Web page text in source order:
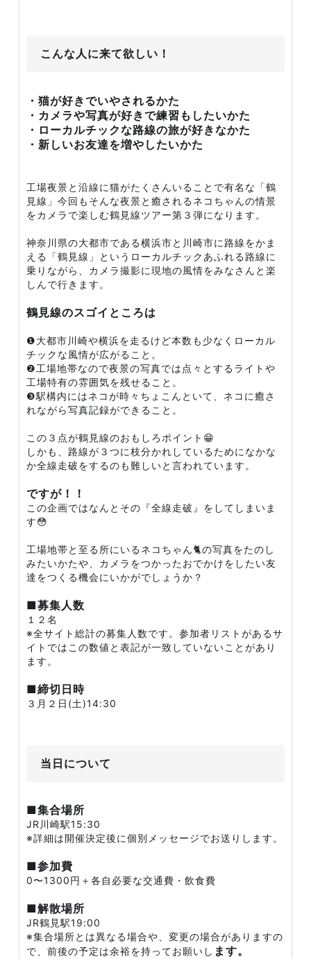
こんな人に来て欲しい！
・猫が好きでいやされるかた
・カメラや写真が好きで練習もしたいかた
・ローカルチックな路線の旅が好きなかた
・新しいお友達を増やしたいかた
工場夜景と沿線に猫がたくさんいることで有名な「鶴
見線」今回もそんな夜景と癒されるネコちゃんの情景
をカメラで楽しむ鶴見線ツアー第３弾になります。
神奈川県の大都市である横浜市と川崎市に路線をかま
える「鶴見線」というローカルチックあふれる路線に
乗りながら、カメラ撮影に現地の風情をみなさんと楽
しんで行きます。
鶴見線のスゴイところは
❶大都市川崎や横浜を走るけど本数も少なくローカル
チックな風情が広がること。
❷工場地帯なので夜景の写真では点々とするライトや
工場特有の雰囲気を残せること。
❸駅構内にはネコが時々ちょこんといて、ネコに癒さ
れながら写真記録ができること。
この３点が鶴見線のおもしろポイント😁
しかも、路線が３つに枝分かれしているためになかな
か全線走破をするのも難しいと言われています。
ですが！！
この企画ではなんとその『全線走破』をしてしまいま
す😳
工場地帯と至る所にいるネコちゃん🐈の写真をたのし
みたいかたや、カメラをつかったおでかけをしたい友
達をつくる機会にいかがでしょうか？
■募集人数
１２名
※全サイト総計の募集人数です。参加者リストがあるサ
イトではこの数値と表記が一致していないことがあり
ます。
■締切日時
３月２日(土)14:30
当日について
■集合場所
JR川崎駅15:30
※詳細は開催決定後に個別メッセージでお送りします。
■参加費
0〜1300円＋各自必要な交通費・飲食費
■解散場所
JR鶴見駅19:00
※集合場所とは異なる場合や、変更の場合がありますの
で、前後の予定は余裕を持ってお願いし ます。